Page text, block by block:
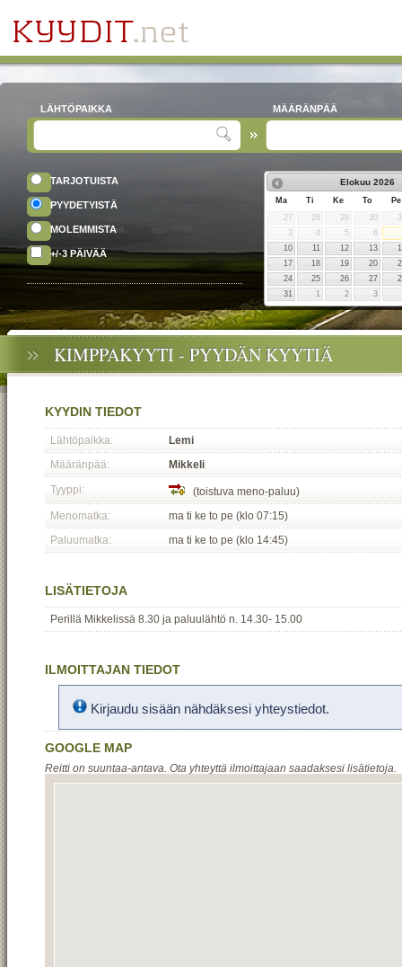
LÄHTÖPAIKKA MÄÄRÄNPÄÄ
TARJOTUISTA
PYYDETYISTÄ
MOLEMMISTA
+/-3 PÄIVÄÄ
Elokuu 2026
Ma Ti Ke To
Pe
27
28 29 30
3
4 5
6
10
11 12 13
17
18 19 20
24
25 26 27
31
1 2 3
KIMPPAKYYTI - PYYDÄN KYYTIÄ
KYYDIN TIEDOT
Lähtöpaikka:
Lemi
Määränpää:
Mikkeli
Tyyppi:
(toistuva meno-paluu)
Menomatka:
ma ti ke to pe (klo 07:15)
Paluumatka:
ma ti ke to pe (klo 14:45)
LISÄTIETOJA
Perillä Mikkelissä 8.30 ja paluulähtö n. 14.30- 15.00
ILMOITTAJAN TIEDOT
Kirjaudu sisään nähdäksesi yhteystiedot.
GOOGLE MAP
Reitti on suuntaa-antava. Ota yhteyttä ilmoittajaan saadaksesi lisätietoja.